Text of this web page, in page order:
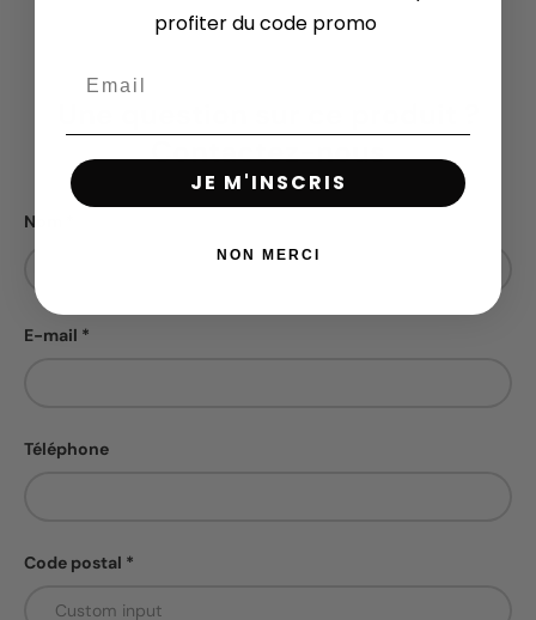
Contactez-nous
Nom
E-mail
Téléphone
Code postal
profiter du code promo
JE M'INSCRIS
NON MERCI